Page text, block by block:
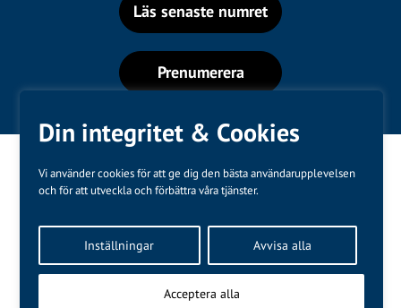
Din integritet & Cookies
Vi använder cookies för att ge dig den bästa användarupplevelsen
och för att utveckla och förbättra våra tjänster.
Inställningar Avvisa alla
Acceptera alla
Läs senaste numret
Prenumerera
Kundtjänst